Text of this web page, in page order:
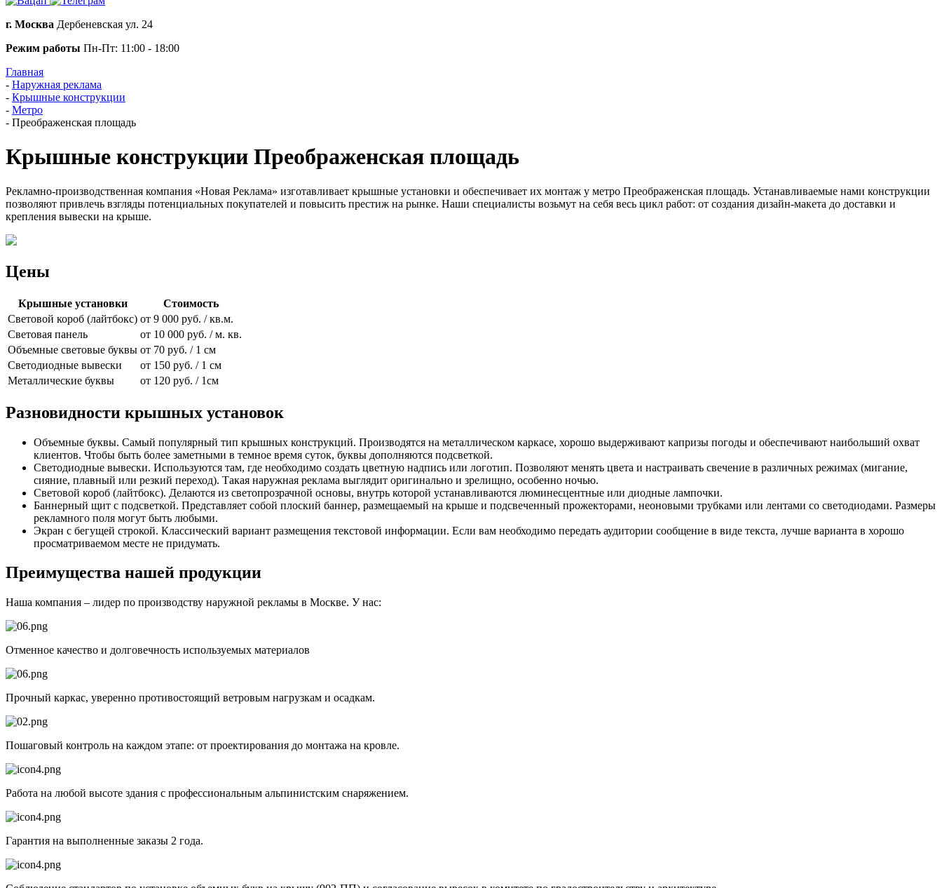
г. Москва Дербеневская ул. 24
Режим работы Пн-Пт: 11:00 - 18:00
Главная
- Наружная реклама
- Крышные конструкции
- Метро
- Преображенская площадь
Крышные конструкции Преображенская площадь
Рекламно-производственная компания «Новая Реклама» изготавливает крышные установки и обеспечивает их монтаж у метро Преображенская площадь. Устанавливаемые нами конструкции
позволяют привлечь взгляды потенциальных покупателей и повысить престиж на рынке. Наши специалисты возьмут на себя весь цикл работ: от создания дизайн-макета до доставки и
крепления вывески на крыше.
Цены
Крышные установки
Стоимость
Световой короб (лайтбокс) от 9 000 руб. / кв.м.
Световая панель
от 10 000 руб. / м. кв.
Объемные световые буквы от 70 руб. / 1 см
Светодиодные вывески
от 150 руб. / 1 см
Металлические буквы
от 120 руб. / 1см
Разновидности крышных установок
Объемные буквы. Самый популярный тип крышных конструкций. Производятся на металлическом каркасе, хорошо выдерживают капризы погоды и обеспечивают наибольший охват
клиентов. Чтобы быть более заметными в темное время суток, буквы дополняются подсветкой.
Светодиодные вывески. Используются там, где необходимо создать цветную надпись или логотип. Позволяют менять цвета и настраивать свечение в различных режимах (мигание,
сияние, плавный или резкий переход). Такая наружная реклама выглядит оригинально и зрелищно, особенно ночью.
Световой короб (лайтбокс). Делаются из светопрозрачной основы, внутрь которой устанавливаются люминесцентные или диодные лампочки.
Баннерный щит с подсветкой. Представляет собой плоский баннер, размещаемый на крыше и подсвеченный прожекторами, неоновыми трубками или лентами со светодиодами. Размеры
рекламного поля могут быть любыми.
Экран с бегущей строкой. Классический вариант размещения текстовой информации. Если вам необходимо передать аудитории сообщение в виде текста, лучше варианта в хорошо
просматриваемом месте не придумать.
Преимущества нашей продукции
Наша компания – лидер по производству наружной рекламы в Москве. У нас:
Отменное качество и долговечность используемых материалов
Прочный каркас, уверенно противостоящий ветровым нагрузкам и осадкам.
Пошаговый контроль на каждом этапе: от проектирования до монтажа на кровле.
Работа на любой высоте здания с профессиональным альпинистским снаряжением.
Гарантия на выполненные заказы 2 года.